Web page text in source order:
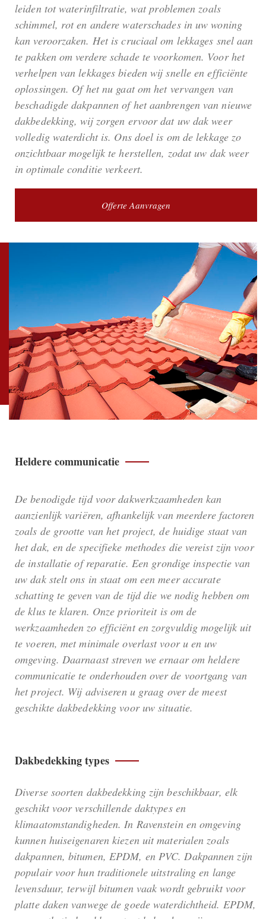
leiden tot waterinfiltratie, wat problemen zoals
schimmel, rot en andere waterschades in uw woning
kan veroorzaken. Het is cruciaal om lekkages snel aan
te pakken om verdere schade te voorkomen. Voor het
verhelpen van lekkages bieden wij snelle en efficiënte
oplossingen. Of het nu gaat om het vervangen van
beschadigde dakpannen of het aanbrengen van nieuwe
dakbedekking, wij zorgen ervoor dat uw dak weer
volledig waterdicht is. Ons doel is om de lekkage zo
onzichtbaar mogelijk te herstellen, zodat uw dak weer
in optimale conditie verkeert.
Offerte Aanvragen
Heldere communicatie
De benodigde tijd voor dakwerkzaamheden kan
aanzienlijk variëren, afhankelijk van meerdere factoren
zoals de grootte van het project, de huidige staat van
het dak, en de specifieke methodes die vereist zijn voor
de installatie of reparatie. Een grondige inspectie van
uw dak stelt ons in staat om een meer accurate
schatting te geven van de tijd die we nodig hebben om
de klus te klaren. Onze prioriteit is om de
werkzaamheden zo efficiënt en zorgvuldig mogelijk uit
te voeren, met minimale overlast voor u en uw
omgeving. Daarnaast streven we ernaar om heldere
communicatie te onderhouden over de voortgang van
het project. Wij adviseren u graag over de meest
geschikte dakbedekking voor uw situatie.
Dakbedekking types
Diverse soorten dakbedekking zijn beschikbaar, elk
geschikt voor verschillende daktypes en
klimaatomstandigheden. In Ravenstein en omgeving
kunnen huiseigenaren kiezen uit materialen zoals
dakpannen, bitumen, EPDM, en PVC. Dakpannen zijn
populair voor hun traditionele uitstraling en lange
levensduur, terwijl bitumen vaak wordt gebruikt voor
platte daken vanwege de goede waterdichtheid. EPDM,